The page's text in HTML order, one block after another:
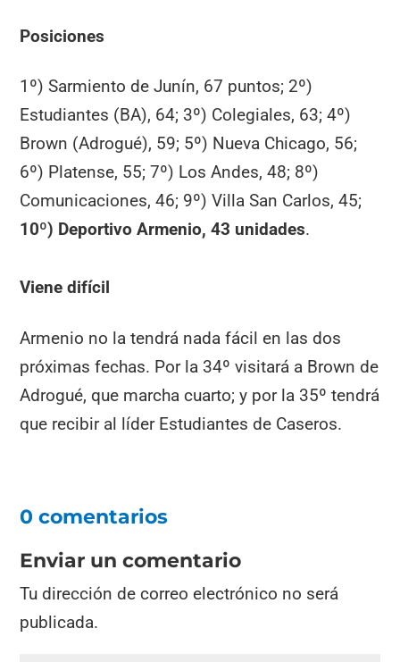
Posiciones
1º) Sarmiento de Junín, 67 puntos; 2º)
Estudiantes (BA), 64; 3º) Colegiales, 63; 4º)
Brown (Adrogué), 59; 5º) Nueva Chicago, 56;
6º) Platense, 55; 7º) Los Andes, 48; 8º)
Comunicaciones, 46; 9º) Villa San Carlos, 45;
10º) Deportivo Armenio, 43 unidades.
Viene difícil
Armenio no la tendrá nada fácil en las dos
próximas fechas. Por la 34º visitará a Brown de
Adrogué, que marcha cuarto; y por la 35º tendrá
que recibir al líder Estudiantes de Caseros.
0 comentarios
Enviar un comentario
Tu dirección de correo electrónico no será
publicada.